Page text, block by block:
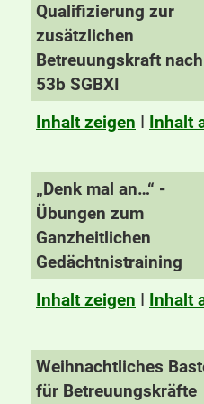
Qualifizierung zur
zusätzlichen
Betreuungskraft
53b SGBXI
Inhalt zeigen I Inhalt
„Denk mal an…“ -
Übungen zum
Ganzheitlichen
Gedächtnistraining
Inhalt zeigen I Inhalt
Weihnachtliches
für Betreuungskräfte